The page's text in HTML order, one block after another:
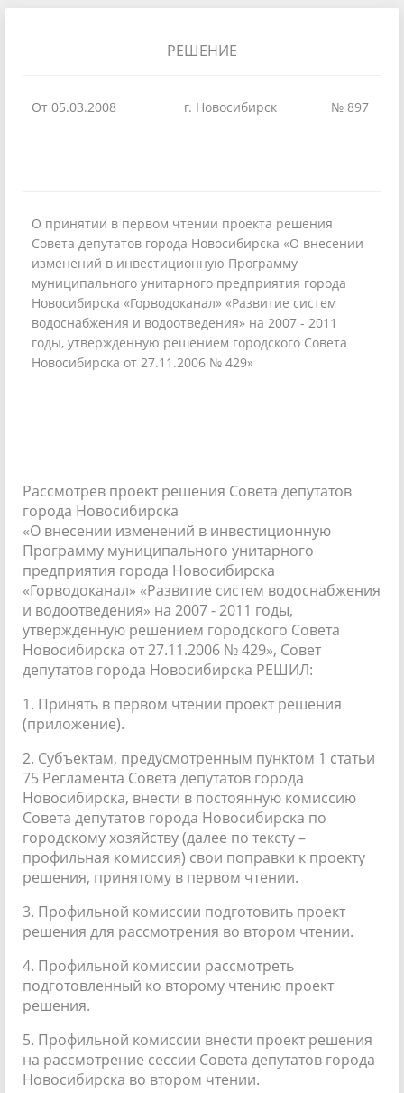
РЕШЕНИЕ
От 05.03.2008 г. Новосибирск № 897
О принятии в первом чтении проекта решения
Совета депутатов города Новосибирска «О внесении
изменений в инвестиционную Программу
муниципального унитарного предприятия города
Новосибирска «Горводоканал» «Развитие систем
водоснабжения и водоотведения» на 2007 - 2011
годы, утвержденную решением городского Совета
Новосибирска от 27.11.2006 № 429»
Рассмотрев проект решения Совета депутатов
города Новосибирска
«О внесении изменений в инвестиционную
Программу муниципального унитарного
предприятия города Новосибирска
«Горводоканал» «Развитие систем водоснабжения
и водоотведения» на 2007 - 2011 годы,
утвержденную решением городского Совета
Новосибирска от 27.11.2006 № 429», Совет
депутатов города Новосибирска РЕШИЛ:
1. Принять в первом чтении проект решения
(приложение).
2. Субъектам, предусмотренным пунктом 1 статьи
75 Регламента Совета депутатов города
Новосибирска, внести в постоянную комиссию
Совета депутатов города Новосибирска по
городскому хозяйству (далее по тексту –
профильная комиссия) свои поправки к проекту
решения, принятому в первом чтении.
3. Профильной комиссии подготовить проект
решения для рассмотрения во втором чтении.
4. Профильной комиссии рассмотреть
подготовленный ко второму чтению проект
решения.
5. Профильной комиссии внести проект решения
на рассмотрение сессии Совета депутатов города
Новосибирска во втором чтении.